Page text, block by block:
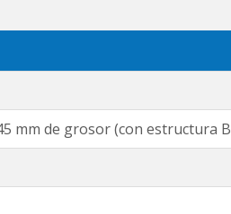
mm de grosor (con estructura